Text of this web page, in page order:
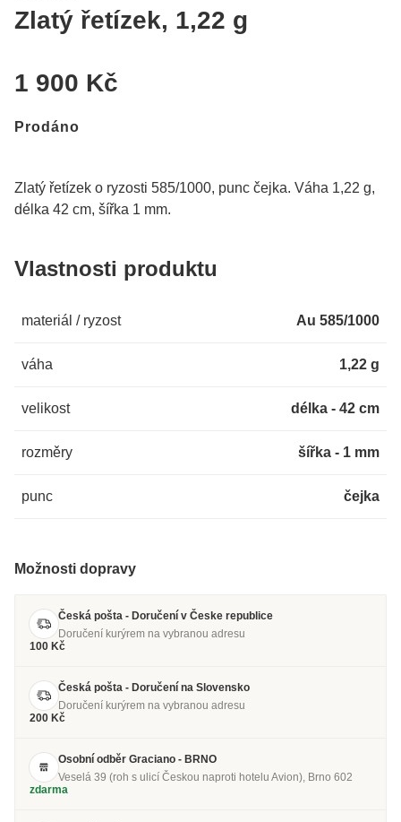
Zlatý řetízek, 1,22 g
1 900 Kč
Prodáno
Zlatý řetízek o ryzosti 585/1000, punc čejka. Váha 1,22 g,
délka 42 cm, šířka 1 mm.
Vlastnosti produktu
materiál / ryzost Au 585/1000
váha 1,22 g
velikost délka - 42 cm
rozměry šířka - 1 mm
punc čejka
Možnosti dopravy
Česká pošta - Doručení v Česke republice
Doručení kurýrem na vybranou adresu
100 Kč
Česká pošta - Doručení na Slovensko
Doručení kurýrem na vybranou adresu
200 Kč
Osobní odběr Graciano - BRNO
Veselá 39 (roh s ulicí Českou naproti hotelu Avion), Brno 602
zdarma